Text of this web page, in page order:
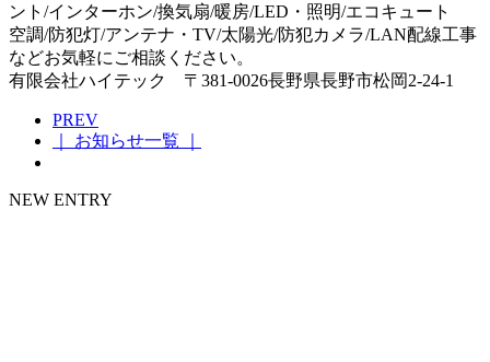
ント/インターホン/換気扇/暖房/LED・照明/エコキュート
空調/防犯灯/アンテナ・TV/太陽光/防犯カメラ/LAN配線工事
などお気軽にご相談ください。
有限会社ハイテック 〒381-0026長野県長野市松岡2-24-1
PREV
｜ お知らせ一覧 ｜
NEW ENTRY